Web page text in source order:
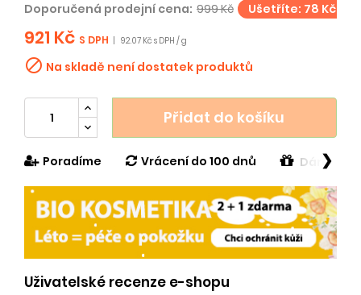
Doporučená prodejní cena: 999 Kč Ušetříte: 78 Kč
921 Kč S DPH 92.07 Kč s DPH / g
 Na skladě není dostatek produktů
Přidat do košíku
Poradíme Vrácení do 100 dnů Dárek v
❯
Uživatelské recenze e-shopu